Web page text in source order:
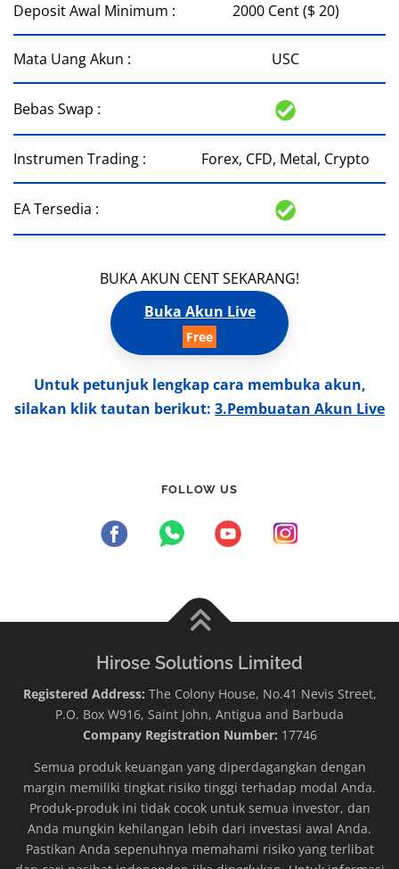
Deposit Awal Minimum : 2000 Cent ($ 20)
Mata Uang Akun : USC
Bebas Swap :
Instrumen Trading : Forex, CFD, Metal, Crypto
EA Tersedia :
BUKA AKUN CENT SEKARANG!
Buka Akun Live
Untuk petunjuk lengkap cara membuka akun,
silakan klik tautan berikut: 3.Pembuatan Akun Live
FOLLOW US
Hirose Solutions Limited
Registered Address: The Colony House, No.41 Nevis Street,
P.O. Box W916, Saint John, Antigua and Barbuda
Company Registration Number: 17746
Semua produk keuangan yang diperdagangkan dengan
margin memiliki tingkat risiko tinggi terhadap modal Anda.
Produk-produk ini tidak cocok untuk semua investor, dan
Anda mungkin kehilangan lebih dari investasi awal Anda.
Pastikan Anda sepenuhnya memahami risiko yang terlibat